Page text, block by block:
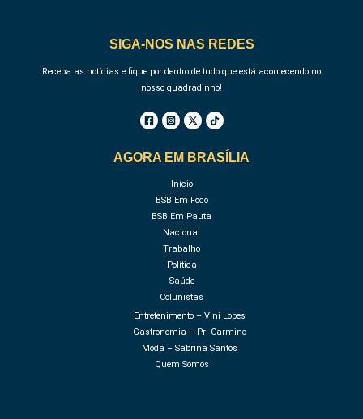
SIGA-NOS NAS REDES
Receba as notícias e fique por dentro de tudo que está acontecendo no
nosso quadradinho!
AGORA EM BRASÍLIA
Início
BSB Em Foco
BSB Em Pauta
Nacional
Trabalho
Política
Saúde
Colunistas
Entretenimento – Vini Lopes
Gastronomia – Pri Carmino
Moda – Sabrina Santos
Quem Somos